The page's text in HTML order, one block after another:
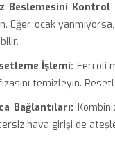
Beslemesini Kontrol
Eğer ocak
İşlemi: Ferroli
temizleyin.
Bağlantıları:
hava girişi de